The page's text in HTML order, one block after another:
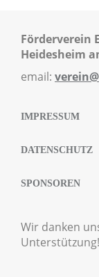
Förderverein
Heidesheim
email:
IMPRESSUM
DATENSCHUTZ
SPONSOREN
Wir danken
Unterstützung!